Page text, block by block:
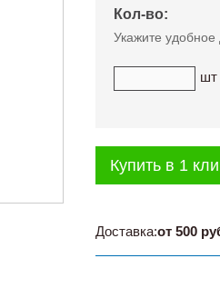
Кол-во:
Укажите удобное
шт
Купить в 1
Доставка:от 500